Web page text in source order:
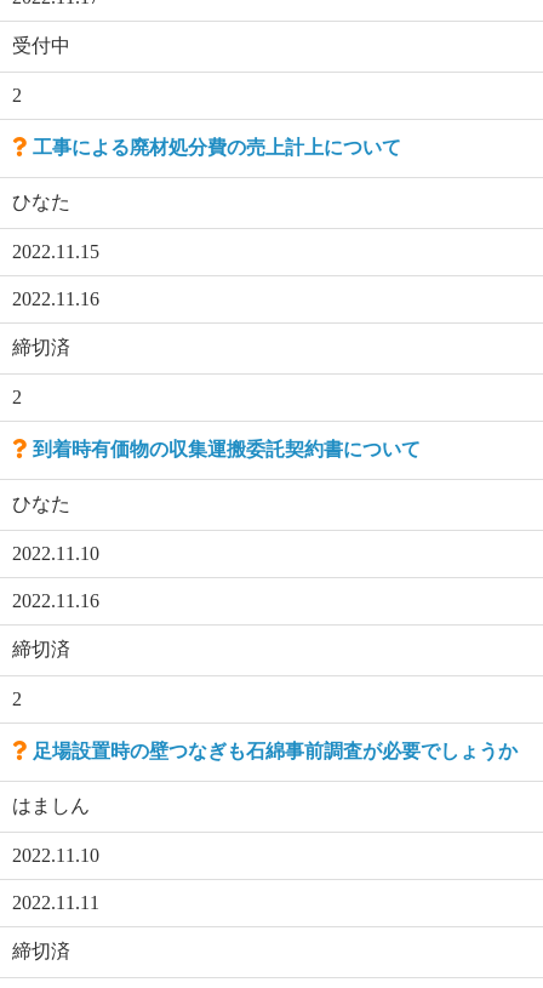
受付中
2
工事による廃材処分費の売上計上について
ひなた
2022.11.15
2022.11.16
締切済
2
到着時有価物の収集運搬委託契約書について
ひなた
2022.11.10
2022.11.16
締切済
2
足場設置時の壁つなぎも石綿事前調査が必要でしょうか
はましん
2022.11.10
2022.11.11
締切済